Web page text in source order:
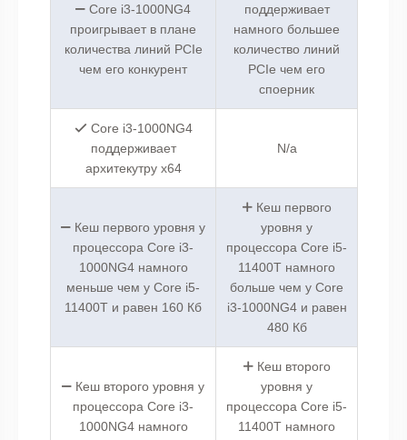
Core i3-1000NG4
проигрывает в плане
количества линий PCIe
чем его конкурент
поддерживает
намного большее
количество линий
PCIe чем его
споерник
Core i3-1000NG4
поддерживает
архитекутру x64
N/a
Кеш первого уровня у
процессора Core i3-
1000NG4 намного
меньше чем у Core i5-
11400T и равен 160 Кб
Кеш первого
уровня у
процессора Core i5-
11400T намного
больше чем у Core
i3-1000NG4 и равен
480 Кб
Кеш второго уровня у
процессора Core i3-
1000NG4 намного
Кеш второго
уровня у
процессора Core i5-
11400T намного